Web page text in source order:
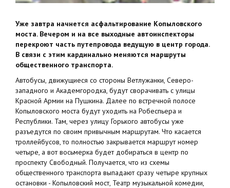
Уже завтра начнется асфальтирование Копыловского
моста. Вечером и на все выходные автоинспекторы
перекроют часть путепровода ведущую в центр города.
В связи с этим кардинально меняются маршруты
общественного транспорта.
Автобусы, движущиеся со стороны Ветлужанки, Северо-
западного и Академгородка, будут сворачивать с улицы
Красной Армии на Пушкина. Далее по встречной полосе
Копыловского моста будут уходить на Робеспьера и
Республики. Там, через улицу Горького автобусы уже
разъедутся по своим привычным маршрутам. Что касается
троллейбусов, то полностью закрывается маршрут номер
четыре, а вот восьмерка будет добираться в центр по
проспекту Свободный. Получается, что из схемы
общественного транспорта выпадают сразу четыре крупных
остановки - Копыловский мост, Театр музыкальной комедии,